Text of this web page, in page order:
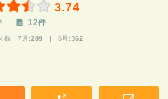
3.74
12件
数 7月:289 | 6月:362